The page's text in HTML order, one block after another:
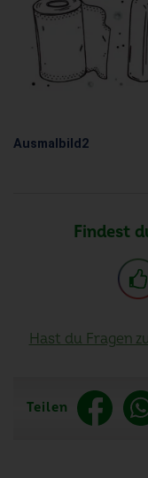
Ausmalbild2
Findest
Hast du Fragen
Teilen